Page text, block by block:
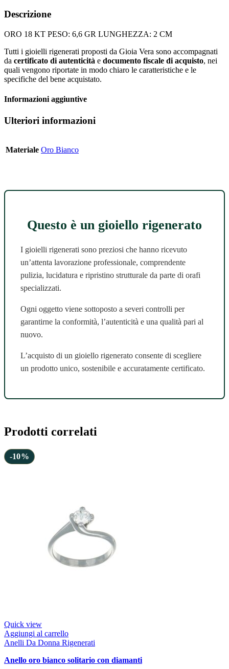
Descrizione
ORO 18 KT PESO: 6,6 GR LUNGHEZZA: 2 CM
Tutti i gioielli rigenerati proposti da Gioia Vera sono accompagnati
da certificato di autenticità e documento fiscale di acquisto, nei
quali vengono riportate in modo chiaro le caratteristiche e le
specifiche del bene acquistato.
Informazioni aggiuntive
Ulteriori informazioni
Materiale Oro Bianco
Questo è un gioiello rigenerato
I gioielli rigenerati sono preziosi che hanno ricevuto
un’attenta lavorazione professionale, comprendente
pulizia, lucidatura e ripristino strutturale da parte di orafi
specializzati.
Ogni oggetto viene sottoposto a severi controlli per
garantirne la conformità, l’autenticità e una qualità pari al
nuovo.
L’acquisto di un gioiello rigenerato consente di scegliere
un prodotto unico, sostenibile e accuratamente certificato.
Prodotti correlati
-10%
Quick view
Aggiungi al carrello
Anelli Da Donna Rigenerati
anello oro bianco solitario con diamanti